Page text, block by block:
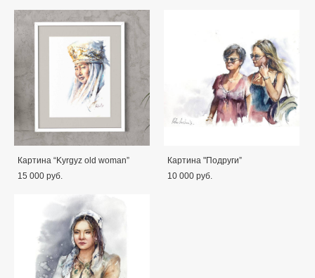
Картина “Kyrgyz old woman”
15 000 pуб.
Картина "Подруги”
10 000 pуб.